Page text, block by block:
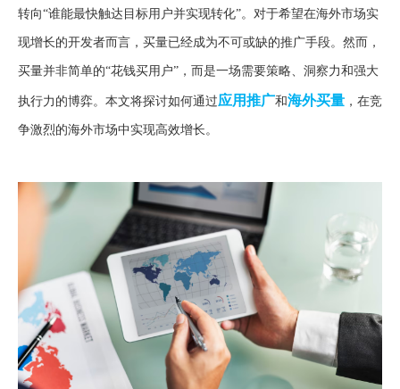
转向“谁能最快触达目标用户并实现转化”。对于希望在海外市场实
现增长的开发者而言，买量已经成为不可或缺的推广手段。然而，
买量并非简单的“花钱买用户”，而是一场需要策略、洞察力和强大
执行力的博弈。本文将探讨如何通过应用推广和海外买量 ，在竞
争激烈的海外市场中实现高效增长。